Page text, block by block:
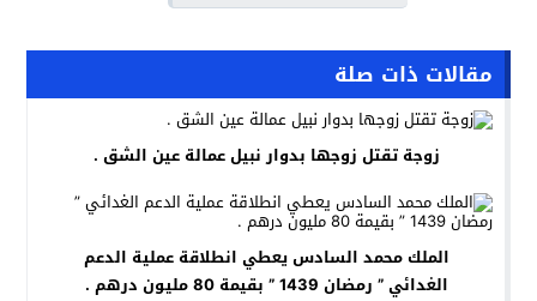
مقالات ذات صلة
زوجة تقتل زوجها بدوار نبيل عمالة عين الشق .
الملك محمد السادس يعطي انطلاقة عملية الدعم
الغدائي ” رمضان 1439 ” بقيمة 80 مليون درهم .